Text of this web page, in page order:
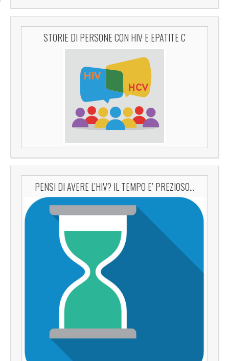
STORIE DI PERSONE CON HIV E EPATITE C
PENSI DI AVERE L’HIV? IL TEMPO E’ PREZIOSO…